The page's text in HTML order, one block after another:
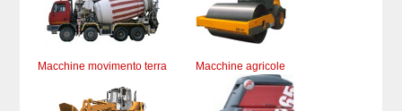
Macchine movimento terra Macchine agricole